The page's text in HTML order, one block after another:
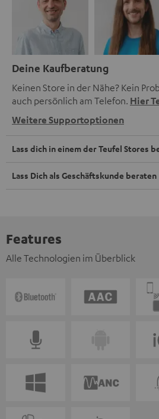
Deine Kaufberatung
Keinen Store in der Nähe? Kein
auch persönlich am Telefon. Hier
Weitere Supportoptionen
Lass dich in einem der Teufel Stores
Lass Dich als Geschäftskunde beraten
Features
Alle Technologien im Überblick